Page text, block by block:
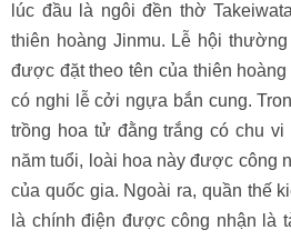
lúc đầu là ngôi đền thờ
thiên hoàng Jinmu. Lễ hội
được đặt theo tên của thiên
có nghi lễ cởi ngựa bắn cung.
trồng hoa tử đằng trắng có chu
năm tuổi, loài hoa này được công
của quốc gia. Ngoài ra, quần thế
là chính điện được công nhận là